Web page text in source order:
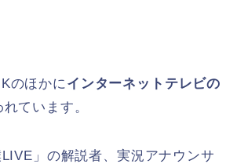
のほかに インターネットテレビの
ています。
LIVE」の解説者、実況アナウンサ